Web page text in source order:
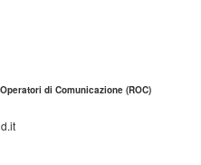
di Comunicazione (ROC)